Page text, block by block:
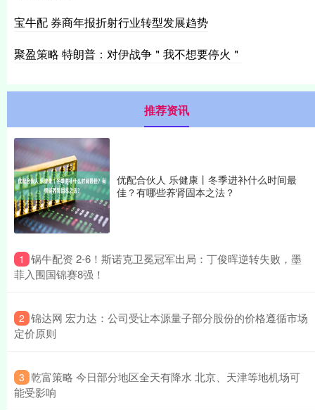
宝牛配 券商年报折射行业转型发展趋势
聚盈策略 特朗普：对伊战争＂我不想要停火＂
推荐资讯
优配合伙人 乐健康丨冬季进补什么时间最
佳？有哪些养肾固本之法？
1 ​锅牛配资 2-6！斯诺克卫冕冠军出局：丁俊晖逆转失败，墨
菲入围国锦赛8强！
2 ​锦达网 宏力达：公司受让本源量子部分股份的价格遵循市场
定价原则
3 ​乾富策略 今日部分地区全天有降水 北京、天津等地机场可
能受影响